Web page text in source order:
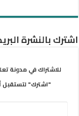
اشترك بالنشرة
للاشتراك في مدونة
"اشترك" لتستقبل